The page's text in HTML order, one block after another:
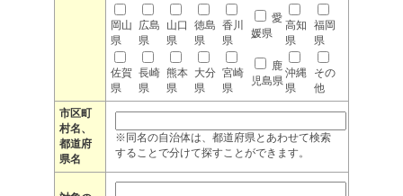
岡山
県
広島
県
山口
県
徳島
県
香川
県
愛
媛県
高知
県
福岡
県
佐賀
県
長崎
県
熊本
県
大分
県
宮崎
県
鹿
児島県
沖縄
県
その
他
市区町
村名、
都道府
県名
※同名の自治体は、都道府県とあわせて検索
することで分けて探すことができます。